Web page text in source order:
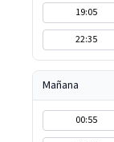
19:05
22:35
Mañana
00:55